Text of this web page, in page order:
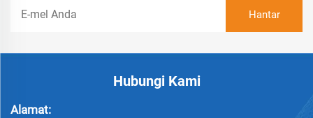
Hubungi Kami
Alamat: